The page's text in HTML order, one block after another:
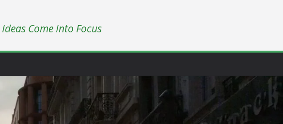
Ideas Come Into Focus